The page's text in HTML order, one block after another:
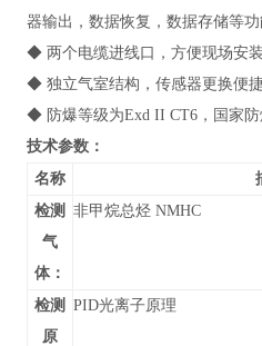
器输出，数据恢复，数据存储等功
◆ 两个电缆进线口，方便现场安装
◆ 独立气室结构，传感器更换便
◆ 防爆等级为Exd II CT6，国家防
技术参数：
名称
检测
气
体：
非甲烷总烃 NMHC
检测
原
PID光离子原理